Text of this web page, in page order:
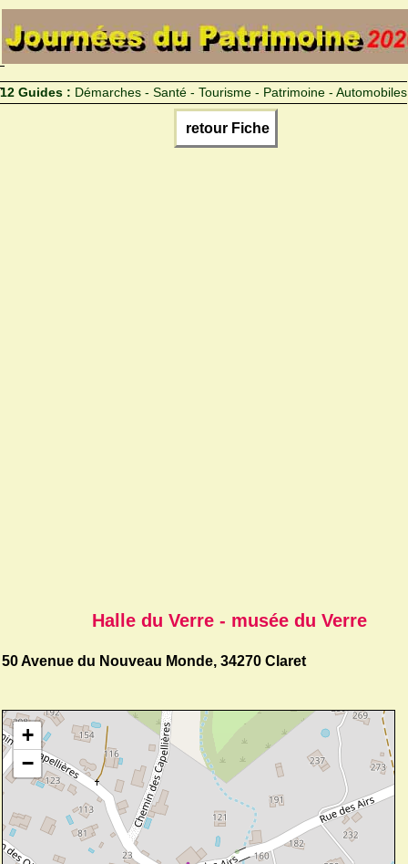
12 Guides : Démarches - Santé - Tourisme - Patrimoine - Automobiles
retour Fiche
Halle du Verre - musée du Verre
50 Avenue du Nouveau Monde, 34270 Claret
+
−